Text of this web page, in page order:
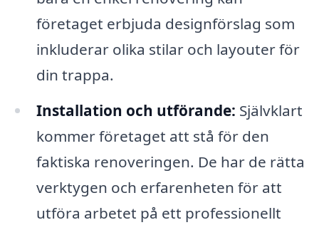
företaget erbjuda designförslag som
inkluderar olika stilar och layouter för
din trappa.
Installation och utförande: Självklart
kommer företaget att stå för den
faktiska renoveringen. De har de rätta
verktygen och erfarenheten för att
utföra arbetet på ett professionellt